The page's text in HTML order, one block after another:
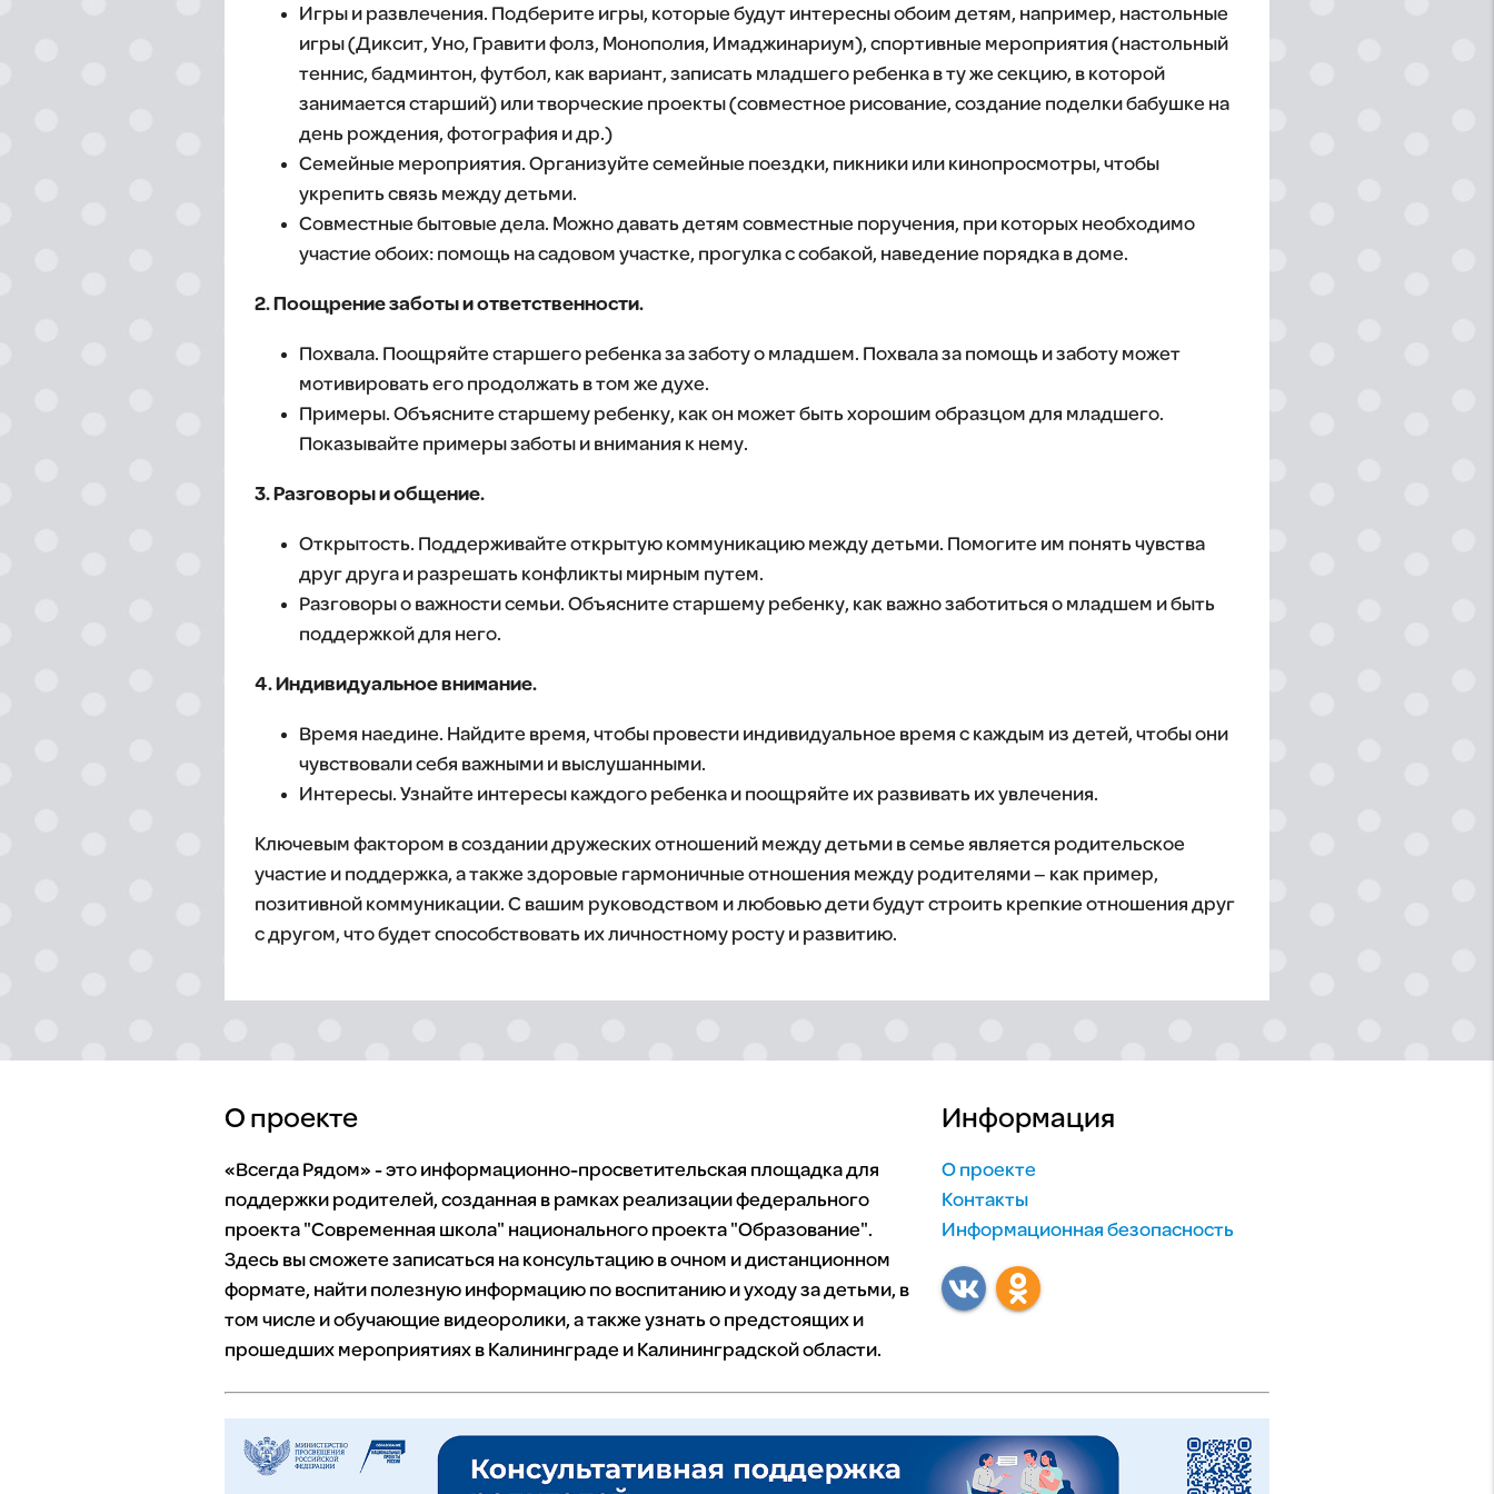
Игры и развлечения. Подберите игры, которые будут интересны обоим детям, например, настольные
игры (Диксит, Уно, Гравити фолз, Монополия, Имаджинариум), спортивные мероприятия (настольный
теннис, бадминтон, футбол, как вариант, записать младшего ребенка в ту же секцию, в которой
занимается старший) или творческие проекты (совместное рисование, создание поделки бабушке на
день рождения, фотография и др.)
Семейные мероприятия. Организуйте семейные поездки, пикники или кинопросмотры, чтобы
укрепить связь между детьми.
Совместные бытовые дела. Можно давать детям совместные поручения, при которых необходимо
участие обоих: помощь на садовом участке, прогулка с собакой, наведение порядка в доме.
2. Поощрение заботы и ответственности.
Похвала. Поощряйте старшего ребенка за заботу о младшем. Похвала за помощь и заботу может
мотивировать его продолжать в том же духе.
Примеры. Объясните старшему ребенку, как он может быть хорошим образцом для младшего.
Показывайте примеры заботы и внимания к нему.
3. Разговоры и общение.
Открытость. Поддерживайте открытую коммуникацию между детьми. Помогите им понять чувства
друг друга и разрешать конфликты мирным путем.
Разговоры о важности семьи. Объясните старшему ребенку, как важно заботиться о младшем и быть
поддержкой для него.
4. Индивидуальное внимание.
Время наедине. Найдите время, чтобы провести индивидуальное время с каждым из детей, чтобы они
чувствовали себя важными и выслушанными.
Интересы. Узнайте интересы каждого ребенка и поощряйте их развивать их увлечения.
Ключевым фактором в создании дружеских отношений между детьми в семье является родительское
участие и поддержка, а также здоровые гармоничные отношения между родителями – как пример,
позитивной коммуникации. С вашим руководством и любовью дети будут строить крепкие отношения друг
с другом, что будет способствовать их личностному росту и развитию.
О проекте
«Всегда Рядом» - это информационно-просветительская площадка для
поддержки родителей, созданная в рамках реализации федерального
проекта "Современная школа" национального проекта "Образование".
Здесь вы сможете записаться на консультацию в очном и дистанционном
формате, найти полезную информацию по воспитанию и уходу за детьми, в
том числе и обучающие видеоролики, а также узнать о предстоящих и
прошедших мероприятиях в Калининграде и Калининградской области.
Информация
О проекте
Контакты
Информационная безопасность